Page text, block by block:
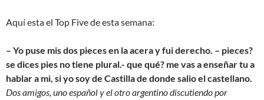
Aquí esta el Top Five de esta semana:
– Yo puse mis dos pieces en la acera y fui derecho. – pieces?
se dices pies no tiene plural.- que qué? me vas a enseñar tu a
hablar a mi, si yo soy de Castilla de donde salio el castellano.
Dos amigos, uno español y el otro argentino discutiendo por